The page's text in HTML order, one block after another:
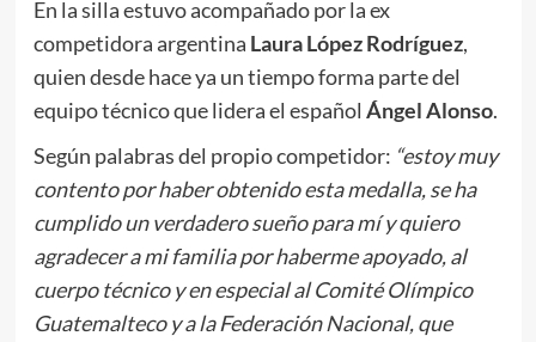
En la silla estuvo acompañado por la ex
competidora argentina Laura López Rodríguez,
quien desde hace ya un tiempo forma parte del
equipo técnico que lidera el español ÁngelAlonso.
Según palabras del propio competidor: “estoy muy
contento por haber obtenido esta medalla, se ha
cumplido un verdadero sueño para mí y quiero
agradecer a mi familia por haberme apoyado, al
cuerpo técnico y en especial al Comité Olímpico
Guatemalteco y a la Federación Nacional, que